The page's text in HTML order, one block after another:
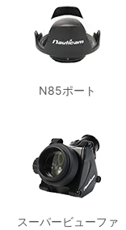
N85ポート
スーパービューファ